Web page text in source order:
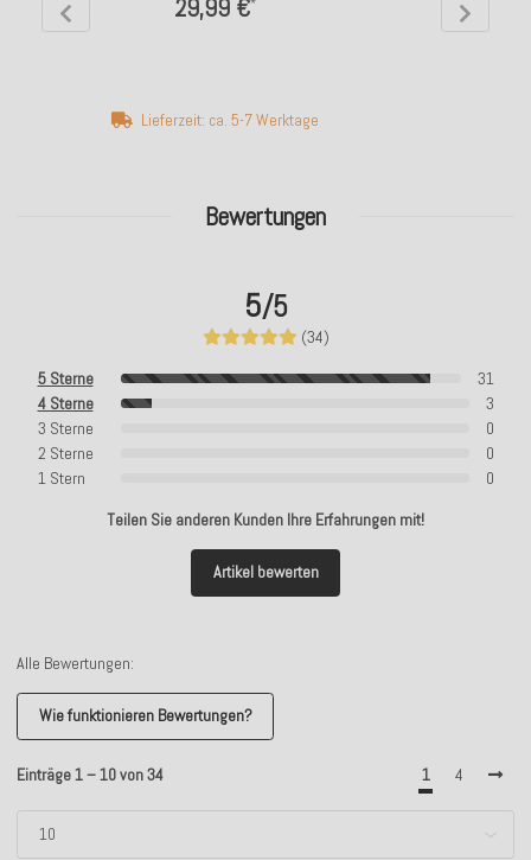
Bewertungen
5/5
(34)
5 Sterne
31
4 Sterne
3
3 Sterne
0
2 Sterne
0
1 Stern
0
Teilen Sie anderen Kunden Ihre Erfahrungen mit!
Artikel bewerten
Alle Bewertungen:
Wie funktionieren Bewertungen?
Einträge 1 – 10 von 34 1 4
29,99 €*
Lieferzeit: ca. 5-7 Werktage